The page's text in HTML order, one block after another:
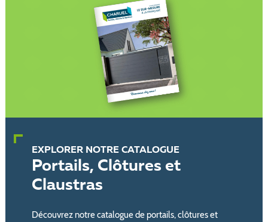
EXPLORER NOTRE CATALOGUE
Portails, Clôtures et
Claustras
Découvrez notre catalogue de portails, clôtures et